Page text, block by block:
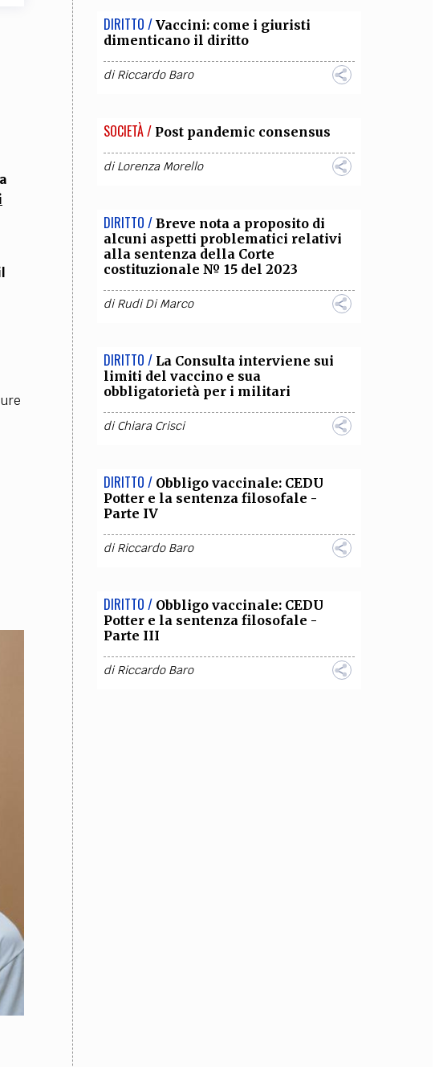
a
DIRITTO / Vaccini: come i giuristi
dimenticano il diritto
diRiccardo Baro
SOCIETÀ / Post pandemic consensus
diLorenza Morello
DIRITTO / Breve nota a proposito di
alcuni aspetti problematici relativi
alla sentenza della Corte
costituzionale № 15 del 2023
diRudi Di Marco
DIRITTO / La Consulta interviene sui
limiti del vaccino e sua
obbligatorietà per i militari
diChiara Crisci
DIRITTO / Obbligo vaccinale: CEDU
Potter e la sentenza filosofale -
Parte IV
diRiccardo Baro
DIRITTO / Obbligo vaccinale: CEDU
Potter e la sentenza filosofale -
Parte III
diRiccardo Baro